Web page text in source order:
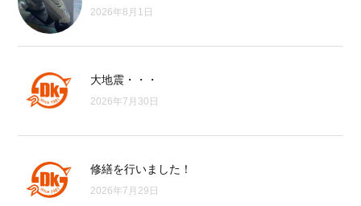
2026年8月1日
大地震・・・
2026年7月30日
修繕を行いました！
2026年7月29日